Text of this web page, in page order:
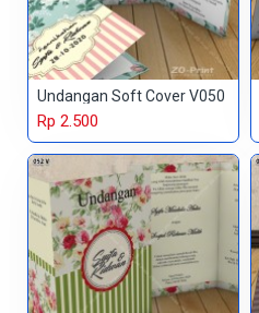
Undangan Soft Cover V050
Rp 2.500